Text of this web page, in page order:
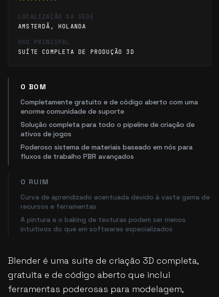
LOCALIZAÇÃO DA SEDE
AMSTERDÃ, HOLANDA
USO PRINCIPAL
SUÍTE COMPLETA DE PRODUÇÃO 3D
O BOM
Completamente gratuito e de código aberto com uma
enorme comunidade de suporte
Solução completa para todo o pipeline de criação de
ativos de jogos
Poderoso sistema de materiais baseado em nós para
fluxos de trabalho PBR avançados
O RUIM
Curva de aprendizado acentuada devido à vasta gama de
recursos e ferramentas
A pintura e o baking de texturas podem ser menos
intuitivos do que em softwares especializados
Blender é uma suíte de criação 3D completa,
gratuita e de código aberto que inclui
ferramentas poderosas para modelagem,